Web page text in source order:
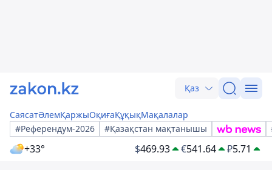
Қаз
СаясатӘлемҚаржыОқиғаҚұқықМақалалар
#Референдум-2026
#Қазақстан мақтанышы
+33° $469.93 €541.64 ₽5.71